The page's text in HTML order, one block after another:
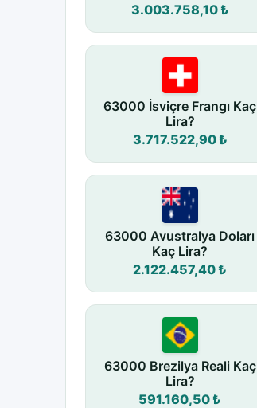
3.003.758,10 ₺
63000 İsviçre Frangı Kaç
Lira?
3.717.522,90 ₺
63000 Avustralya Doları
Kaç Lira?
2.122.457,40 ₺
63000 Brezilya Reali Kaç
Lira?
591.160,50 ₺